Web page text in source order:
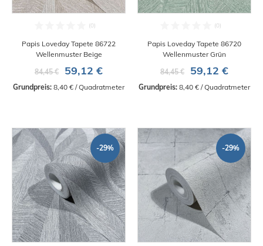
Papis Loveday Tapete 86722
Wellenmuster Beige
84,45 €
59,12 €
Grundpreis: 8,40 € / Quadratmeter
Papis Loveday Tapete 86720
Wellenmuster Grün
84,45 €
59,12 €
Grundpreis: 8,40 € / Quadratmeter
-29% -29%